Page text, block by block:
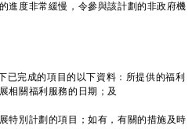
進度非常緩慢，令參與該計劃的非政府機
已完成的項目的以下資料：所提供的福利
相關福利服務的日期；及
特別計劃的項目；如有，有關的措施及時